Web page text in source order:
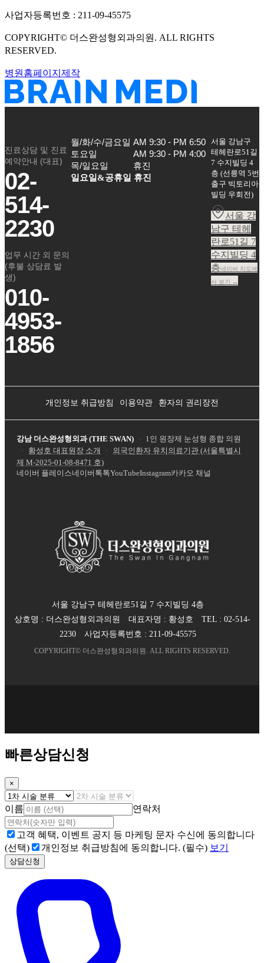
사업자등록번호 : 211-09-45575
COPYRIGHT© 더스완성형외과의원 . ALL RIGHTS
RESERVED.
병원홈페이지제작
진료상담 및 진료
예약안내 (대표)
02-
514-
2230
업무 시간 외 문의
(후불 상담료 발
생)
010-
4953-
1856
월/화/수/금요일
토요일
목/일요일
AM 9:30 - PM 6:50
AM 9:30 - PM 4:00
휴진
일요일&공휴일 휴진
서울 강남구
테헤란로51길
7 수지빌딩 4
층 (선릉역 5번
출구 빅토리아
빌딩 우회전)
서울 강
남구 테헤
란로51길 7
수지빌딩 4
층네이버 지도에
서 보기 →
개인정보 취급방침 이용약관 환자의 권리장전
강남 더스완성형외과 (THE SWAN) ·
1인 원장제 눈성형 종합 의원
·
황성호 대표원장 소개 ·
외국인환자 유치의료기관 (서울특별시
제 M-2025-01-08-8471 호)
네이버 플레이스네이버톡톡YouTubeInstagram카카오 채널
서울 강남구 테헤란로51길 7 수지빌딩 4층
상호명 : 더스완성형외과의원 대표자명 : 황성호 TEL : 02-514-
2230
사업자등록번호 : 211-09-45575
COPYRIGHT© 더스완성형외과의원 . ALL RIGHTS RESERVED.
빠른상담신청
×
이름 연락처
고객 혜택, 이벤트 공지 등 마케팅 문자 수신에 동의합니다
(선택)
개인정보 취급방침에 동의합니다. (필수) 보기
상담신청